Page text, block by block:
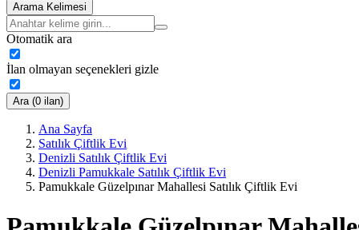
Arama Kelimesi
Otomatik ara
İlan olmayan seçenekleri gizle
Ara (0 ilan)
Ana Sayfa
Satılık Çiftlik Evi
Denizli Satılık Çiftlik Evi
Denizli Pamukkale Satılık Çiftlik Evi
Pamukkale Güzelpınar Mahallesi Satılık Çiftlik Evi